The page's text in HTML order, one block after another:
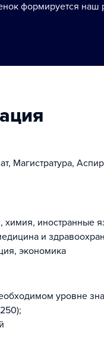
формируется наш
Магистратура,
химия,
и
экономика
уровне